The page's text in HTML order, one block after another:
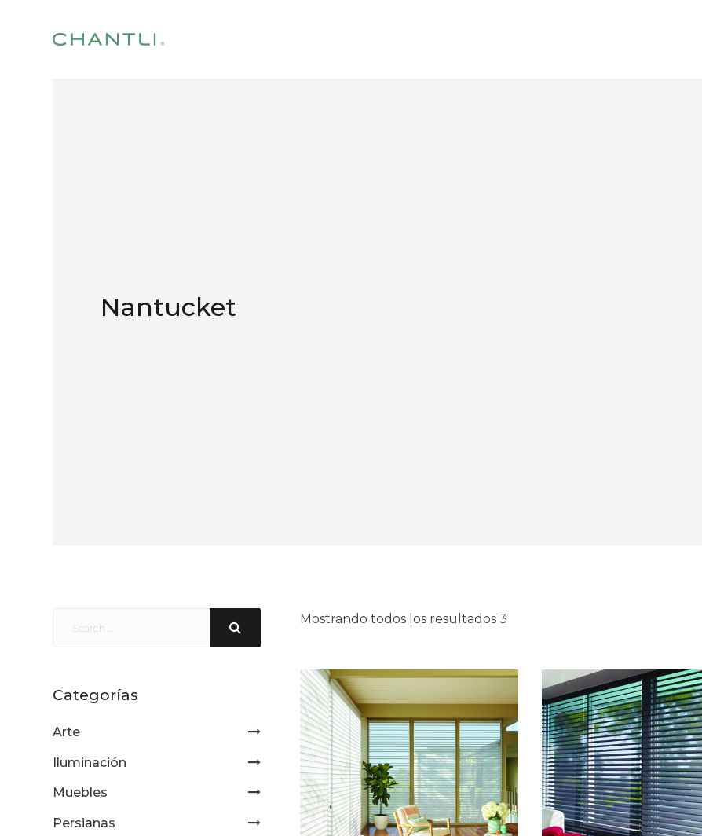
Nantucket
Categorías
Arte
Iluminación
Muebles
Persianas
Mostrando todos los resultados 3